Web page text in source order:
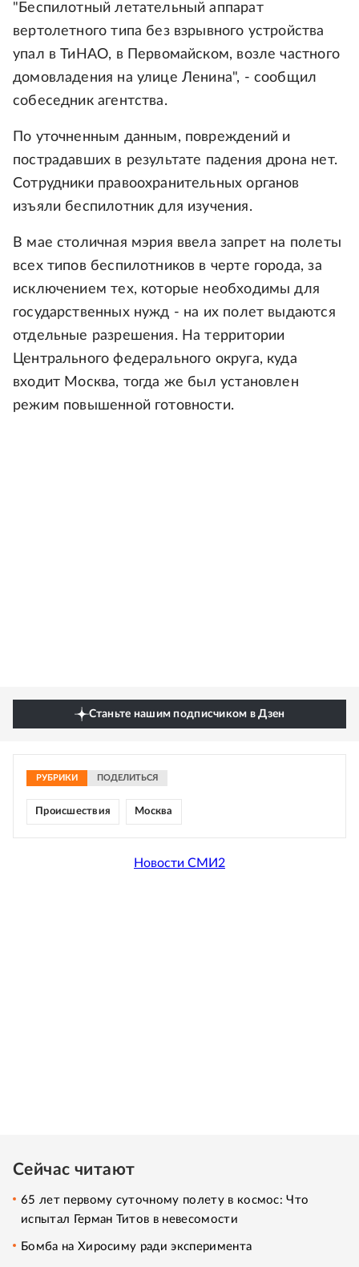
"Беспилотный летательный аппарат
вертолетного типа без взрывного устройства
упал в ТиНАО, в Первомайском, возле частного
домовладения на улице Ленина", - сообщил
собеседник агентства.
По уточненным данным, повреждений и
пострадавших в результате падения дрона нет.
Сотрудники правоохранительных органов
изъяли беспилотник для изучения.
В мае столичная мэрия ввела запрет на полеты
всех типов беспилотников в черте города, за
исключением тех, которые необходимы для
государственных нужд - на их полет выдаются
отдельные разрешения. На территории
Центрального федерального округа, куда
входит Москва, тогда же был установлен
режим повышенной готовности.
Станьте нашим подписчиком в Дзен
РУБРИКИ ПОДЕЛИТЬСЯ
Происшествия Москва
Новости СМИ2
Сейчас читают
65 лет первому суточному полету в космос: Что
испытал Герман Титов в невесомости
Бомба на Хиросиму ради эксперимента